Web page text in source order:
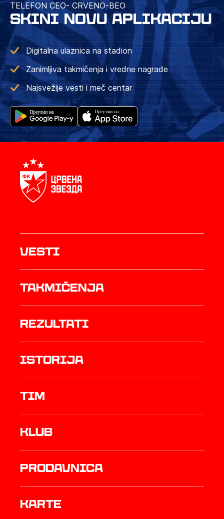
TELEFON CEO- CRVENO-BEO
SKINI NOVU APLIKACIJU
Digitalna ulaznica na stadion
Zanimljiva takmičenja i vredne nagrade
Najsvežije vesti i meč centar
Vesti
Takmičenja
rezultati
istorija
TIM
Klub
prodavnica
Karte